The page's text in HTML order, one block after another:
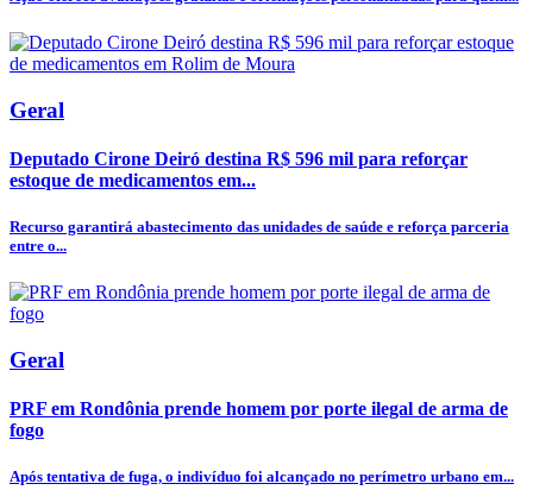
Geral
Deputado Cirone Deiró destina R$ 596 mil para reforçar
estoque de medicamentos em...
Recurso garantirá abastecimento das unidades de saúde e reforça parceria
entre o...
Geral
PRF em Rondônia prende homem por porte ilegal de arma de
fogo
Após tentativa de fuga, o indivíduo foi alcançado no perímetro urbano em...